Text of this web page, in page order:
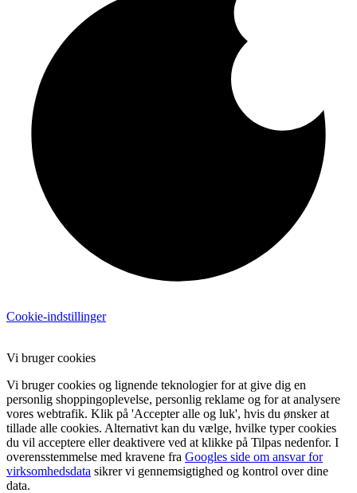
Cookie-indstillinger
Vi bruger cookies
Vi bruger cookies og lignende teknologier for at give dig en
personlig shoppingoplevelse, personlig reklame og for at analysere
vores webtrafik. Klik på 'Accepter alle og luk', hvis du ønsker at
tillade alle cookies. Alternativt kan du vælge, hvilke typer cookies
du vil acceptere eller deaktivere ved at klikke på Tilpas nedenfor. I
overensstemmelse med kravene fra Googles side om ansvar for
virksomhedsdata sikrer vi gennemsigtighed og kontrol over dine
data.